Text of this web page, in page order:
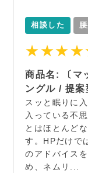
相談した
商品名: 〔マ
ングル / 提案
スッと眠りに
入っている不
とはほとんど
す。HPだけで
のアドバイス
め、ネムリ...